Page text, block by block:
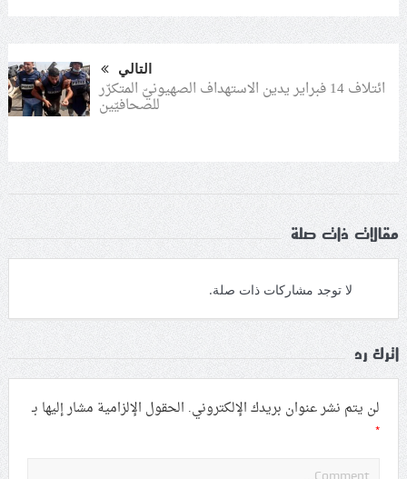
التالي
ائتلاف 14 فبراير يدين الاستهداف الصهيونيّ المتكرّر
للصحافيّين
مقالات ذات صلة
لا توجد مشاركات ذات صلة.
اترك رد
لن يتم نشر عنوان بريدك الإلكتروني. الحقول الإلزامية مشار إليها بـ
*